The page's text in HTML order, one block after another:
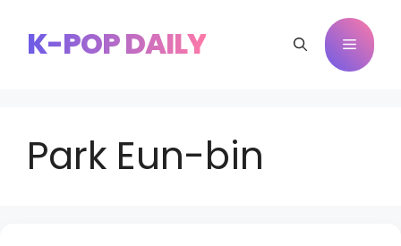
contenido
K-POP DAILY Menú
Park Eun-bin